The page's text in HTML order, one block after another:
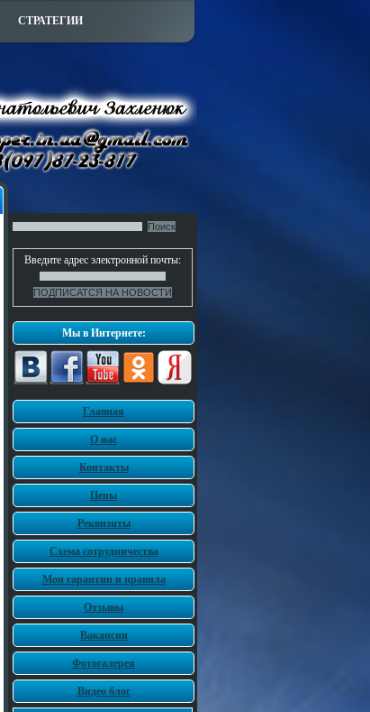
СТРАТЕГИИ
Введите адрес электронной почты:
Мы в Интернете:
Главная
О нас
Контакты
Цены
Реквизиты
Схема сотрудничества
Мои гарантии и правила
Отзывы
Вакансии
Фотогалерея
Видео блог